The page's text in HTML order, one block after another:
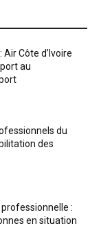
Air Côte d’Ivoire
au
du
des
:
en situation